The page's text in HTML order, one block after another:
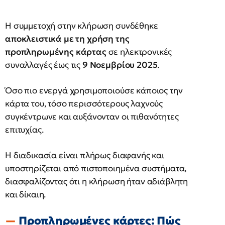
Η συμμετοχή στην κλήρωση συνδέθηκε
αποκλειστικά με τη χρήση της
προπληρωμένης κάρταςσε ηλεκτρονικές
συναλλαγές έως τις9 Νοεμβρίου 2025.
Όσο πιο ενεργά χρησιμοποιούσε κάποιος την
κάρτα του, τόσο περισσότερους λαχνούς
συγκέντρωνε και αυξάνονταν οι πιθανότητες
επιτυχίας.
Η διαδικασία είναι πλήρως διαφανής και
υποστηρίζεται από πιστοποιημένα συστήματα,
διασφαλίζοντας ότι η κλήρωση ήταν αδιάβλητη
και δίκαιη.
Προπληρωμένες κάρτες: Πώς